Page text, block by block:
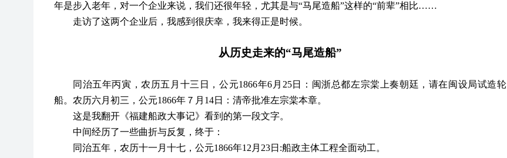
年是步入老年，对一个企业来说，我们还很年轻，尤其是与“马尾造船”这样的“前辈”相比……
走访了这两个企业后，我感到很庆幸，我来得正是时候。
从历史走来的“马尾造船”
同治五年丙寅，农历五月十三日，公元1866年6月25日：闽浙总都左宗棠上奏朝廷，请在闽设局试造轮
船。农历六月初三，公元1866年７月14日：清帝批准左宗棠本章。
这是我翻开《福建船政大事记》看到的第一段文字。
中间经历了一些曲折与反复，终于：
同治五年，农历十一月十七，公元1866年12月23日:船政主体工程全面动工。